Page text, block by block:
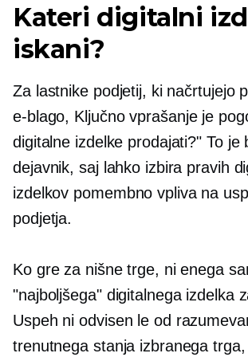
Kateri digitalni
iskani?
Za lastnike podjetij, ki načrtujejo
e-blago, Ključno vprašanje je
digitalne izdelke prodajati?" To je
dejavnik, saj lahko izbira pravih
izdelkov pomembno vpliva na
podjetja.
Ko gre za nišne trge, ni enega
"najboljšega" digitalnega izdelka
Uspeh ni odvisen le od
trenutnega stanja izbranega